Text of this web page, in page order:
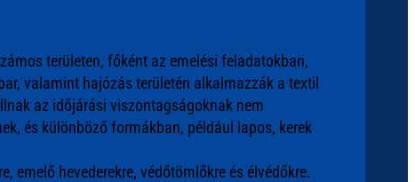
területen, főként az emelési feladatokban,
valamint hajózás területén alkalmazzák a textil
az időjárási viszontagságoknak nem
és különböző formákban, például lapos, kerek
emelő hevederekre, védőtömlőkre és élvédőkre.